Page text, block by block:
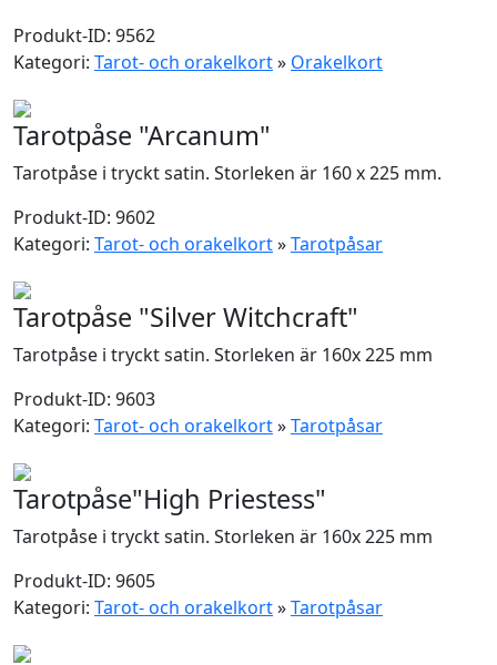
Produkt-ID: 9562
Kategori: Tarot- och orakelkort» Orakelkort
Tarotpåse "Arcanum"
Tarotpåse i tryckt satin. Storleken är 160 x 225 mm.
Produkt-ID: 9602
Kategori: Tarot- och orakelkort»Tarotpåsar
Tarotpåse "Silver Witchcraft"
Tarotpåse i tryckt satin. Storleken är 160x 225 mm
Produkt-ID: 9603
Kategori: Tarot- och orakelkort»Tarotpåsar
Tarotpåse"High Priestess"
Tarotpåse i tryckt satin. Storleken är 160x 225 mm
Produkt-ID: 9605
Kategori: Tarot- och orakelkort»Tarotpåsar